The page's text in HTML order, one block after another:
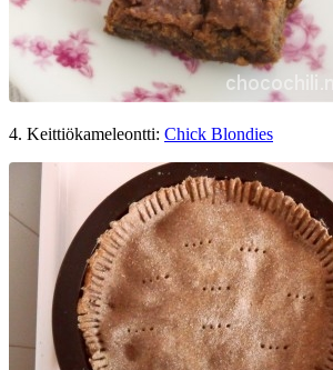
4. Keittiökameleontti: Chick Blondies